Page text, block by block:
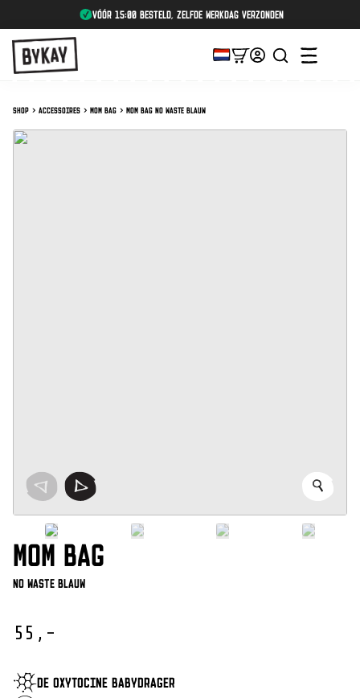
vóór 15:00 besteld, zelfde werkdag verzonden
Shop Accessoires Mom Bag Mom Bag No Waste Blauw
MOM BAG
No Waste Blauw
55,-
DE OXYTOCINE BABYDRAGER